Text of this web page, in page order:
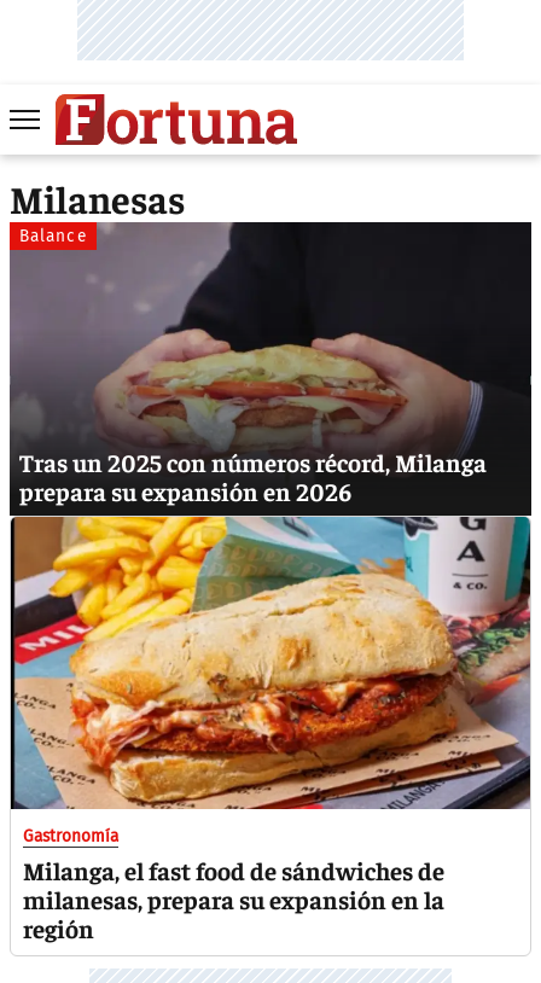
Milanesas
Balance
Tras un 2025 con números récord, Milanga
prepara su expansión en 2026
Gastronomía
Milanga, el fast food de sándwiches de
milanesas, prepara su expansión en la
región